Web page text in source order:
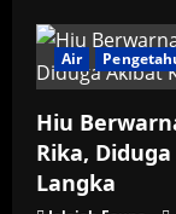
Air
Hiu
Rika,
Langka